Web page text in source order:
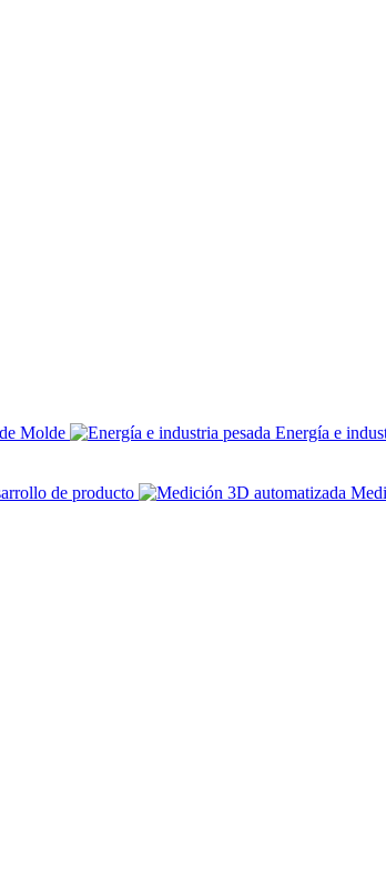
Molde Energía e
de producto